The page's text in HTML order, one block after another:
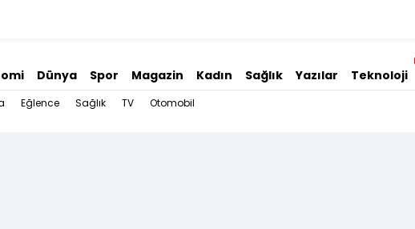
Dünya Spor Magazin Kadın Sağlık Yazılar Teknoloji
Eğlence Sağlık TV Otomobil